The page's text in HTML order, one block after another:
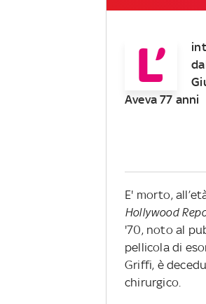
L’
Aveva 77 anni
E' morto,
Hollywood
'70, noto al
pellicola di
Griffi, è
chirurgico.